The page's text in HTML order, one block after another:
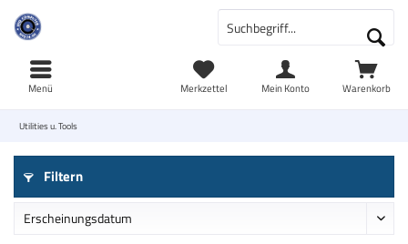
Warenkorb
Merkzettel Mein Konto
Menü
Utilities u. Tools
Filtern